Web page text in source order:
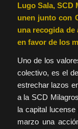
Lugo Sala, SCD
unen junto con
una recogida de
en favor de los
Uno de los
colectivo, es el
estrechar lazos
a la SCD
la capital
marzo una